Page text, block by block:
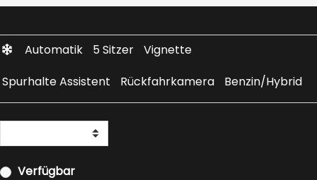
Automatik 5 Sitzer
Vignette
Spurhalte Assistent
Rückfahrkamera Benzin/Hybrid
Verfügbar